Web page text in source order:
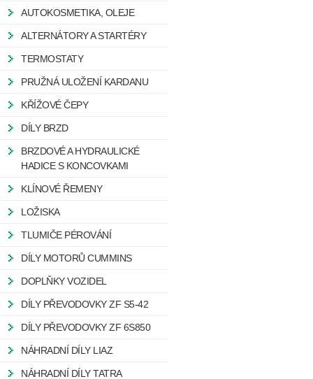
AUTOKOSMETIKA, OLEJE
ALTERNÁTORY A STARTÉRY
TERMOSTATY
PRUŽNÁ ULOŽENÍ KARDANU
KŘÍŽOVÉ ČEPY
DÍLY BRZD
BRZDOVÉ A HYDRAULICKÉ
HADICE S KONCOVKAMI
KLÍNOVÉ ŘEMENY
LOŽISKA
TLUMIČE PÉROVÁNÍ
DÍLY MOTORŮ CUMMINS
DOPLŇKY VOZIDEL
DÍLY PŘEVODOVKY ZF S5-42
DÍLY PŘEVODOVKY ZF 6S850
NÁHRADNÍ DÍLY LIAZ
NÁHRADNÍ DÍLY TATRA